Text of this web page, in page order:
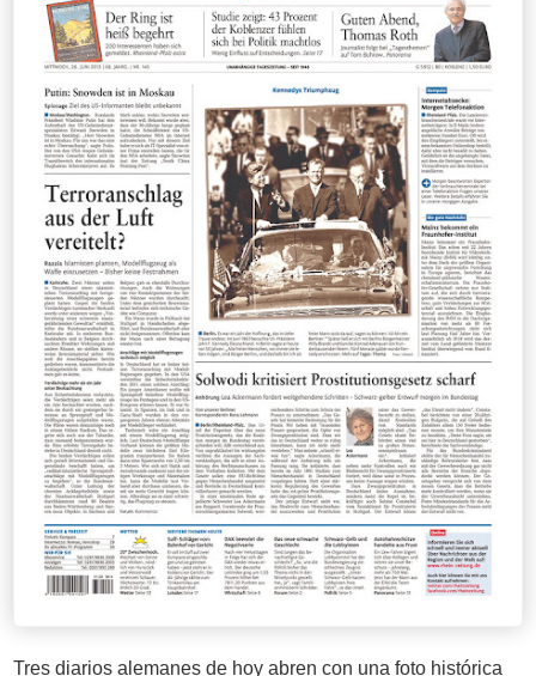
Tres diarios alemanes de hoy abren con una foto histórica